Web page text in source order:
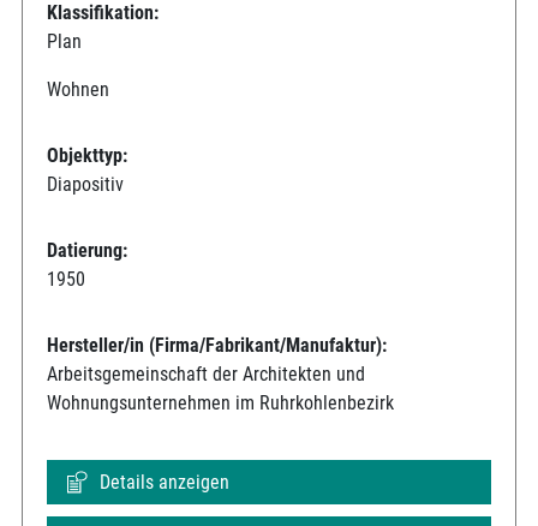
Klassifikation:
Plan
Wohnen
Objekttyp:
Diapositiv
Datierung:
1950
Hersteller/in (Firma/Fabrikant/Manufaktur):
Arbeitsgemeinschaft der Architekten und
Wohnungsunternehmen im Ruhrkohlenbezirk
Details anzeigen